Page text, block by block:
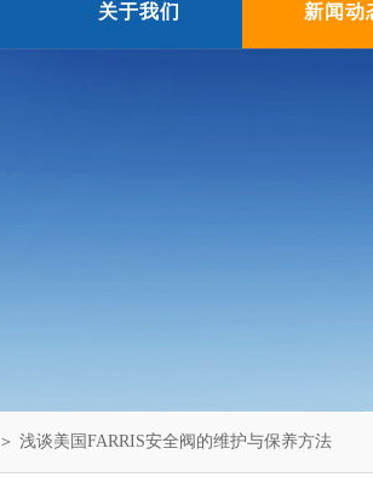
关于我们 新闻动
＞ 浅谈美国FARRIS安全阀的维护与保养方法